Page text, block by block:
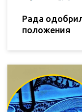
Рада
положения